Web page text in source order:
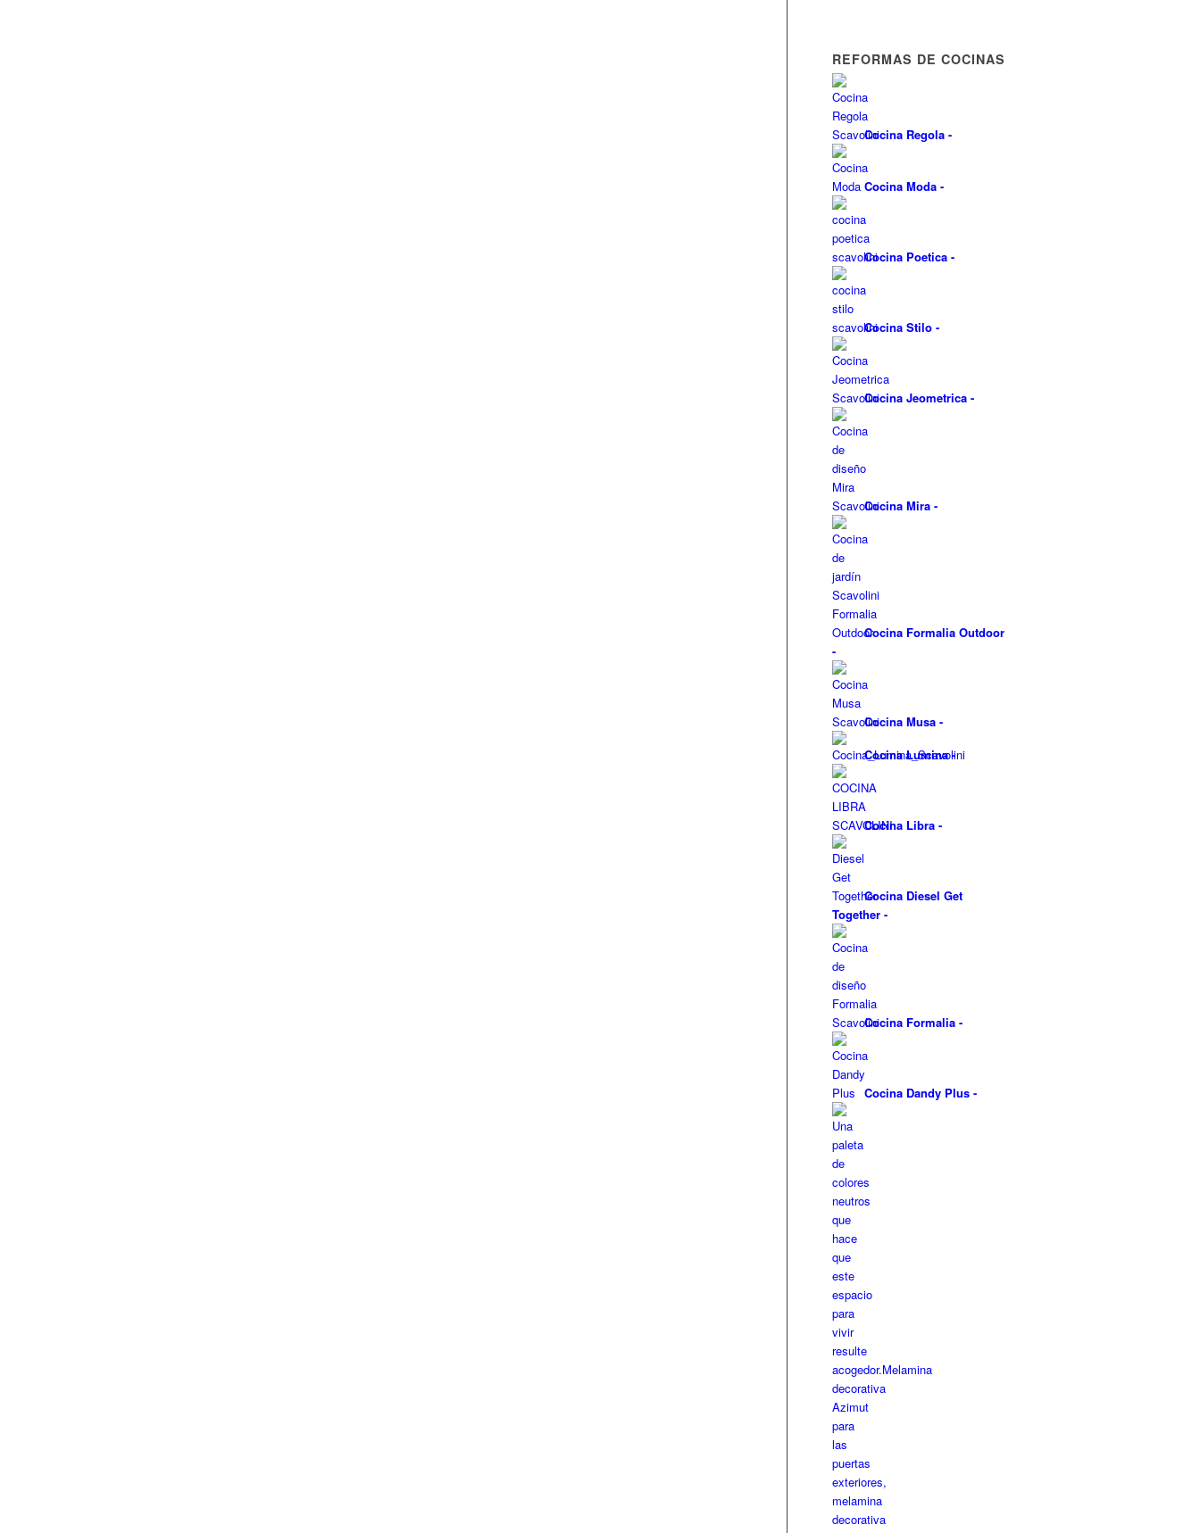
REFORMAS DE COCINAS
Cocina Regola -
Cocina Moda -
Cocina Poetica -
Cocina Stilo -
Cocina Jeometrica -
Cocina Mira -
Cocina Formalia Outdoor
-
Cocina Musa -
Cocina Lumina-
Cocina Libra -
Cocina Diesel Get
Together -
Cocina Formalia -
Cocina Dandy Plus -